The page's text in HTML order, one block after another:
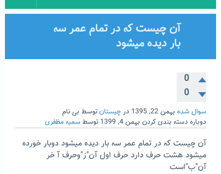
آن چیست که در تمام عمر سه
بار دیده میشود
0
0
سوال شده بهمن 22, 1395 درچیستانتوسط بی نام
دوباره دسته بندی کردن بهمن 4, 1399 توسط سمیه مظفری
آن چیست که در تمام عمر سه بار دیده میشود دوبار خورده
میشود هشت حرف دارد حرف اول آن"ز"وحرف آ خر
آن"ب"است